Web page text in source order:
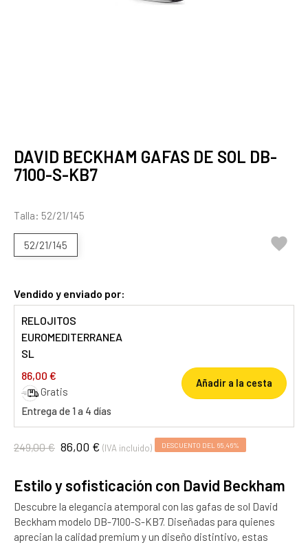
DAVID BECKHAM GAFAS DE SOL DB-
7100-S-KB7
Talla: 52/21/145
52/21/145 
Vendido y enviado por:
RELOJITOS
EUROMEDITERRANEA
SL
86,00 €
Gratis
Entrega de 1 a 4 días
Añadir a la cesta
249,00 € 86,00 € (IVA incluido) DESCUENTO DEL 65,46%
Estilo y sofisticación con David Beckham
Descubre la elegancia atemporal con las gafas de sol David
Beckham modelo DB-7100-S-KB7. Diseñadas para quienes
aprecian la calidad premium y un diseño distintivo, estas